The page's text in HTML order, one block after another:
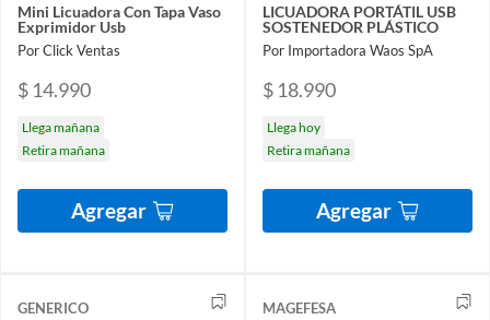
Mini Licuadora Con Tapa Vaso
Exprimidor Usb
Por Click Ventas
$ 14.990
Llega mañana
Retira mañana
Agregar
LICUADORA PORTÁTIL USB
SOSTENEDOR PLÁSTICO
Por Importadora Waos SpA
$ 18.990
Llega hoy
Retira mañana
Agregar
GENERICO MAGEFESA